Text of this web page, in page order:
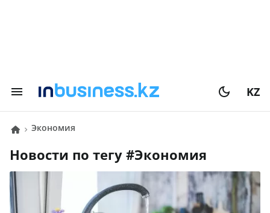
KZ
экономия
Новости по тегу # экономия